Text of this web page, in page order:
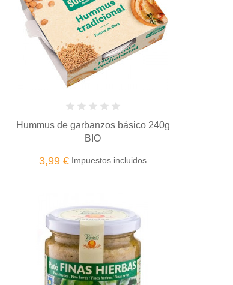
Hummus de garbanzos básico 240g
BIO
3,99 € Impuestos incluidos